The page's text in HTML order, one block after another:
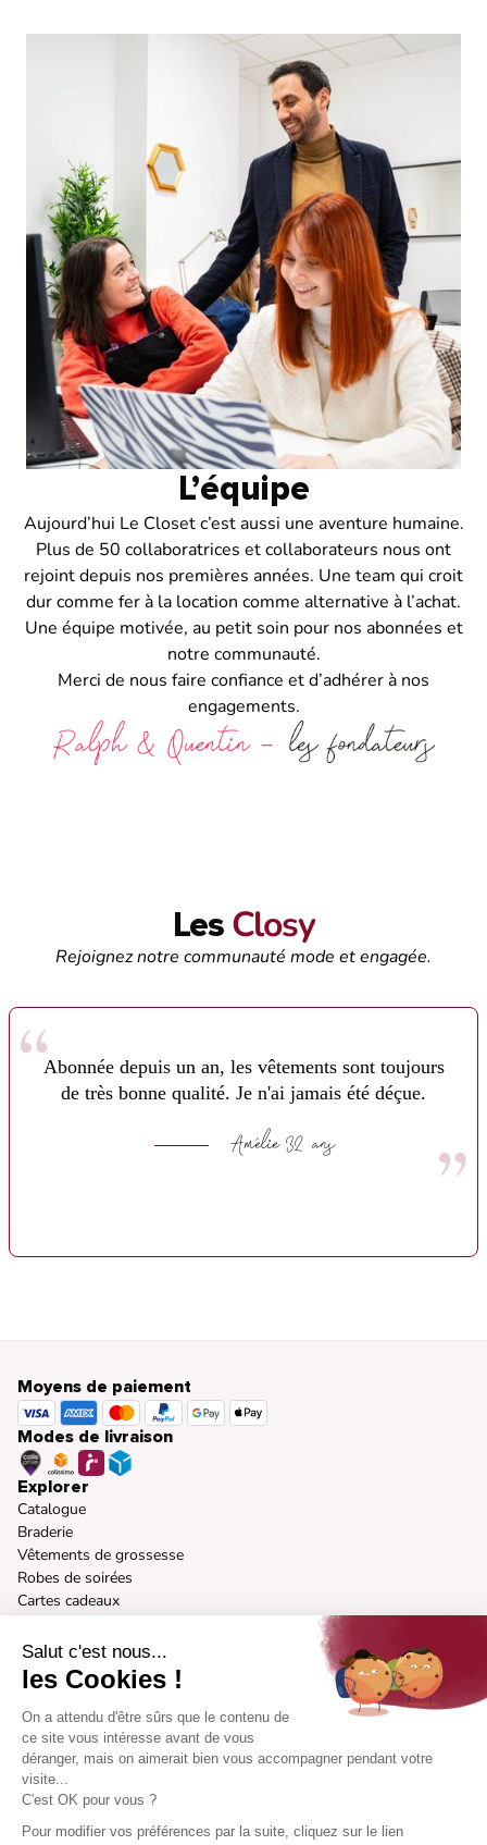
Salut c'est nous...
les Cookies !
On a attendu d'être sûrs que le contenu de
ce site vous intéresse avant de vous
déranger, mais on aimerait bien vous accompagner pendant votre
visite...
C'est OK pour vous ?
Pour modifier vos préférences par la suite, cliquez sur le lien
L’équipe
Aujourd’hui Le Closet c’est aussi une aventure humaine.
Plus de 50 collaboratrices et collaborateurs nous ont
rejoint depuis nos premières années. Une team qui croit
dur comme fer à la location comme alternative à l’achat.
Une équipe motivée, au petit soin pour nos abonnées et
notre communauté.
Merci de nous faire confiance et d’adhérer à nos
engagements.
Les Closy
Rejoignez notre communauté mode et engagée.
Abonnée depuis un an, les vêtements sont toujours
de très bonne qualité. Je n'ai jamais été déçue.
Amélie 32 ans
Moyens de paiement
Modes de livraison
Explorer
Catalogue
Braderie
Vêtements de grossesse
Robes de soirées
Cartes cadeaux
A propos
Notre vision
Nos marques
Mode responsable
Presse
Morphologies
Devenir ambassadrice
Aide
Comment ça marche
Centre d'aide